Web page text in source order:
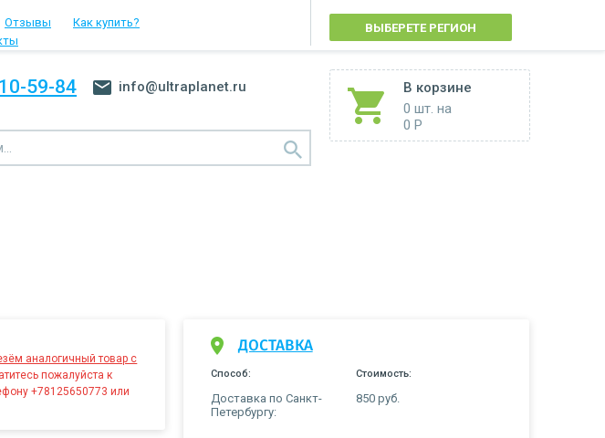
Отзывы
Как купить?
ВЫБЕРЕТЕ РЕГИОН
В корзине
0 шт. на
0 Р
59-84 info@ultraplanet.ru
аналогичный товар с
пожалуйста к
+78125650773 или
ДОСТАВКА
Способ: Стоимость:
Доставка по Санкт-
Петербургу:
850 руб.